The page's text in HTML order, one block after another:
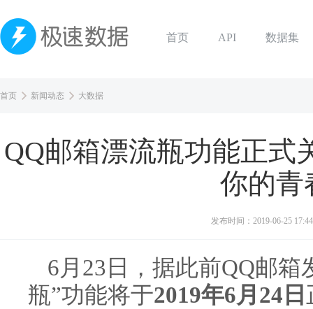
首页 API 数据集
首页 新闻动态 大数据
QQ邮箱漂流瓶功能正式
你的青
发布时间： 2019-06-25 17:44
6月23日，据此前QQ邮箱
瓶”功能将于2019年6月24日